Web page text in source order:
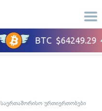
საერთაშორისო ურთიერთობები